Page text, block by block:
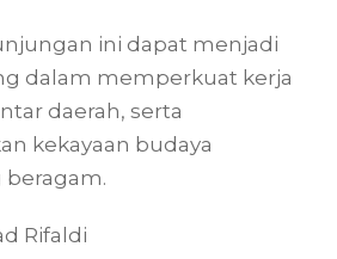
ini dapat menjadi
dalam memperkuat kerja
daerah, serta
kekayaan budaya
beragam.
Rifaldi